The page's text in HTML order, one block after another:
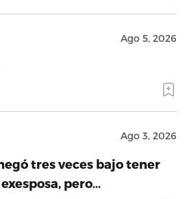
Ago 5, 2026
Ago 3, 2026
tres veces bajo tener
pero…